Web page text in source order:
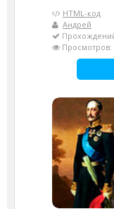
HTML-код
Андрей
Просмотров: